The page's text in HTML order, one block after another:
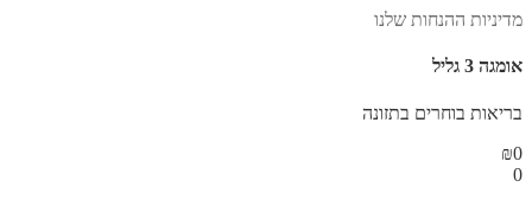
מדיניות ההנחות שלנו
אומגה 3 גליל
בריאות בוחרים בתזונה
₪0
0